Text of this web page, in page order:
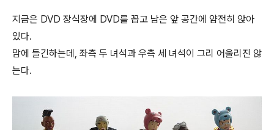
지금은 DVD 장식장에 DVD를 꼽고 남은 앞 공간에 얌전히 앉아
있다.
맘에 들긴하는데, 좌측 두 녀석과 우측 세 녀석이 그리 어울리진 않
는다.